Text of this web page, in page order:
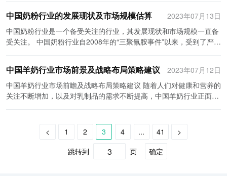
对较高，而且也影响到消费者的购买决策。 因此，中国烘焙油脂行业
应加强质量控制，优化生产过程，提高产品质量安全水平。加强对原
材料的筛选和检测，严格执行生产标准和技术规范，确保产品符合国
创新的烘焙油脂产品。根据市场需求和消费者喜好，开发出更适合用
于不同烘焙制品的油脂，提高产品的附加值。 第三，行业应加强协
作，推动行业的规范化与产业链的协同发展。通过与供应商、经销商
和零售商的紧密合作，推动行业的现代化转型，构建完整的产业链，
一些市场痛点和问题。通过加强质量控制，提供多样化的产品，加强
协作与合作，以及加强市场监管，中国烘焙油脂行业将能够更好地适
的推动对于行业的发展起到了积极的促进作用。政府通过出台相关政
策和法规，加强对食品专用油脂行业的监管，提高产品质量和食品安
全标准。此外，政府还鼓励企业进行科技创新和技术改造，提供一系
列财政和税收优惠政策，促进行业健康发展。这些政策的出台为食品
脂行业发展现状呈现出供需矛盾、市场竞争激烈、技术进步和政策推
和品质，不断提升竞争力。同时，政府也应进一步加大对食品专用油
脂行业的支持和引导力度，为行业的健康发展提供更好的环境和政策
和安全要求不断提高，尤其是在过去发生的食品安全事件后。因此，
国内高品质的奶粉产品将受到更多消费者的青睐。 投资策略建议：
基于上述市场前景分析，我们提出以下投资策略建议： 1.关注高品质
奶粉品牌：投资者应该关注那些提供高质量和安全保障的奶粉品牌。
2.关注市场领先企业：投资者应该选择那些在中国奶粉市场表现出色
并具有市场竞争力的企业。这些企业通常拥有强大的研发能力、品牌
影响力和销售网络，能够在竞争激烈的市场中占据优势地位。 3.关注
多元化产品线：投资者应该选择那些具有多元化产品线的企业。随着
费者的需求，降低经营风险。 4.关注线上销售渠道：随着互联网的迅
速普及，线上销售逐渐成为奶粉行业的主要销售渠道之一。投资者应
5.关注政策环境：投资者应该密切关注奶粉行业的政策环境。近年
高市场竞争力，中国奶粉企业需要提高产品的研发创新能力，增加品
牌溢价，提高产品附加值。 第三，营销手段需要创新。过去，中国奶
粉企业主要采取价格竞争的策略，通过降低价格来吸引消费者。然
要通过创新的营销手段来吸引消费者的注意力，例如通过品牌宣传、
线上线下结合的销售渠道等。 在面对这些市场痛点的同时，中国奶粉
行业也在进行产业转型升级，以适应市场的需求。首先，一些老牌国
奶粉品牌也进一步加强了他们在中国市场的布局，通过建立自己的生
产基地和渠道网络来提高产品的供应能力。 其次，中国奶粉企业也开
始注重品牌建设和市场营销。他们开始加大对品牌的投入，并积极推
广自己的品牌形象。此外，随着移动互联网的发展，线上营销逐渐成
购原料奶，其中包括牛奶和羊奶。这些奶源通常来自奶农，他们以养
殖牛羊为主要业务，并为奶粉企业提供新鲜奶。为了确保奶质的安全
和新鲜度，奶粉企业通常会与奶农建立长期合作关系，并且对奶源进
确保奶粉的质量和保质期。奶粉企业通常会在生产过程中严格控制各
个环节的质量，以避免任何可能对奶粉产品质量造成影响的因素。 第
三个环节是销售和分销。奶粉企业将生产的奶粉产品通过各种渠道销
时，奶粉企业也会通过各种宣传推广手段，提高其品牌知名度，吸引
更多消费者购买自己的产品。 另一个环节是市场监管。中国政府高度
重视奶粉质量安全问题，通过相关部门对奶粉企业和产品进行监管，
以确保产品符合国家安全标准。这包括对企业进行许可和审计，对产
中国奶粉行业的发展现状及市场规模估算
2023年07月13日
中国奶粉行业是一个备受关注的行业，其发展现状和市场规模一直备
受关注。 中国奶粉行业自2008年的“三聚氰胺事件”以来，受到了严格
奶粉品牌进入中国市场创造了机会。 在市场规模方面，中国奶粉市场
持续保持着稳定增长。根据数据预测，到2025年，中国奶粉市场规模
有望达到1000亿元人民币，增长率达到5%。这主要是由于中国消费
这为奶粉市场提供了广阔的发展空间。 近年来，中国奶粉市场还出现
了一些新的变化。一方面，国内奶粉品牌通过提升品质和提供更多种
类的产品，逐渐赢得了消费者的信任和青睐。另一方面，国外奶粉品
牌也积极在中国市场推广其产品，通过与中国保健食品企业的合作，
中国羊奶行业市场前景及战略布局策略建议
2023年07月12日
中国羊奶行业市场前瞻及战略布局策略建议 随着人们对健康和营养的
关注不断增加，以及对乳制品的需求不断提高，中国羊奶行业正面临
与普通牛奶相比，羊奶几乎没有乳糖，而且更容易消化。这使得羊奶
适合许多无法耐受牛奶乳糖以及消化问题的人群，例如婴儿、老年人
和乳糜泻患者。据估计，中国羊奶市场规模将在未来几年内以20%的
< 1 2 3 4 ... 41
>
跳转到
页 确定